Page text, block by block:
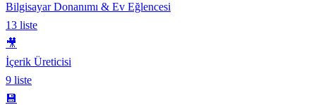
Bilgisayar Donanımı & Ev Eğlencesi
13 liste
🎥
İçerik Üreticisi
9 liste
💾